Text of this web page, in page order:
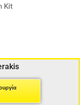
Kit